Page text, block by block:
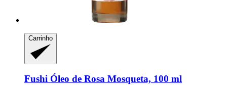
Carrinho
Fushi Óleo de Rosa Mosqueta, 100 ml